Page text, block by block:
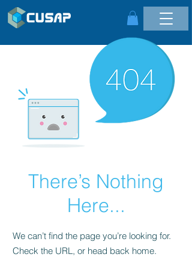
There’s Nothing
Here...
We can’t find the page you’re looking for.
Check the URL, or head back home.